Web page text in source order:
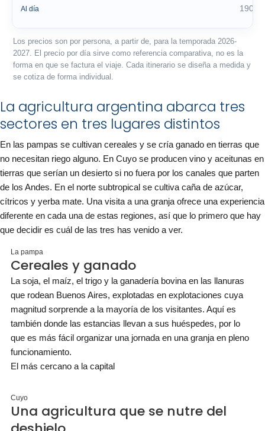
Al día 190 €
Los precios son por persona, a partir de, para la temporada 2026-
2027. El precio por día sirve como referencia comparativa, no es la
forma en que se factura el viaje. Cada itinerario se diseña a medida y
se cotiza de forma individual.
La agricultura argentina abarca tres
sectores en tres lugares distintos
En las pampas se cultivan cereales y se cría ganado en tierras que
no necesitan riego alguno. En Cuyo se producen vino y aceitunas en
tierras que serían un desierto si no fuera por los canales que parten
de los Andes. En el norte subtropical se cultiva caña de azúcar,
cítricos y yerba mate. Una visita a una granja ofrece una experiencia
diferente en cada una de estas regiones, así que lo primero que hay
que decidir es cuál de las tres has venido a ver.
La pampa
Cereales y ganado
La soja, el maíz, el trigo y la ganadería bovina en las llanuras
que rodean Buenos Aires, explotadas en explotaciones cuya
magnitud sorprende a la mayoría de los visitantes. Aquí es
también donde las estancias llevan a sus huéspedes, por lo
que es más fácil organizar una jornada en una granja en pleno
funcionamiento.
El más cercano a la capital
Cuyo
Una agricultura que se nutre del